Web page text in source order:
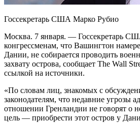
Госсекретарь США Марко Рубио
Москва. 7 января. — Госсекретарь
конгрессменам, что Вашингтон
Дании, не собирается проводить
захвату острова, сообщает The Wall
ссылкой на источники.
«По словам лиц, знакомых с
законодателям, что недавние угрозы
отношении Гренландии не говорят о
цель — приобрести этот остров у